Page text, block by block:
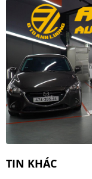
TIN KHÁC